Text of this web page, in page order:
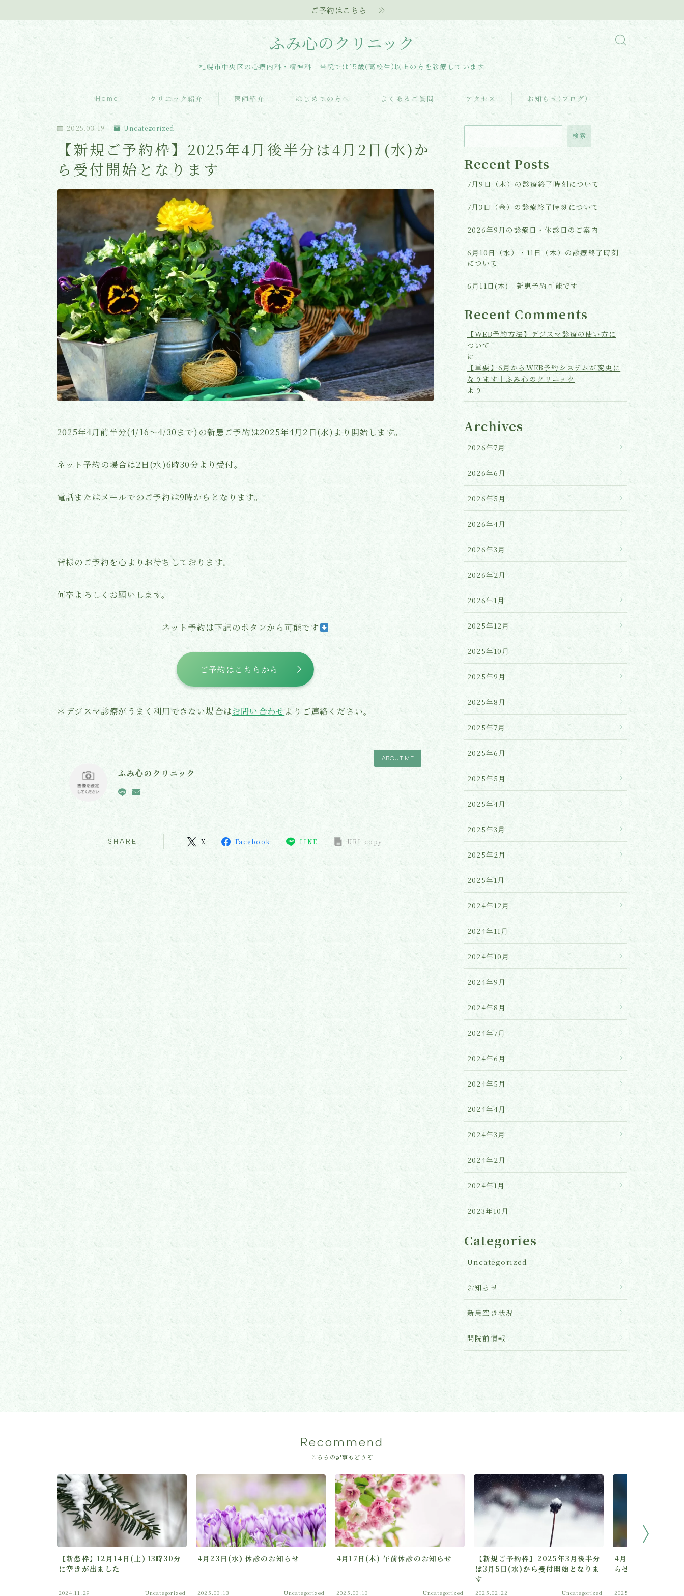
ご予約はこちら
ふみ心のクリニック
札幌市中央区の心療内科・精神科 当院では15歳(高校生)以上の方を診療しています
Home クリニック紹介
クリニック紹介
診療内容
医師紹介 はじめての方へ よくあるご質問 アクセス お知らせ(ブログ)
2025.03.19 Uncategorized
【新規ご予約枠】2025年4月後半分は4月2日(水)か
ら受付開始となります
2025年4月前半分(4/16〜4/30まで)の新患ご予約は2025年4月2日(水)より開始します。
ネット予約の場合は2日(水)6時30分より受付。
電話またはメールでのご予約は9時からとなります。
皆様のご予約を心よりお待ちしております。
何卒よろしくお願いします。
ネット予約は下記のボタンから可能です
ご予約はこちらから
＊デジスマ診療がうまく利用できない場合はお問い合わせ よりご連絡ください。
ABOUT ME
ふみ心のクリニック
SHARE X Facebook LINE URL copy
検索
Recent Posts
7月9日（木）の診療終了時刻について
7月3日（金）の診療終了時刻について
2026年9月の診療日・休診日のご案内
6月10日（水）・11日（木）の診療終了時刻
について
6月11日(木) 新患予約可能です
Recent Comments
【WEB予約方法】デジスマ診療の使い方に
ついて
に
【重要】6月からWEB予約システムが変更に
なります｜ふみ心のクリニック
より
Archives
2026年7月
2026年6月
2026年5月
2026年4月
2026年3月
2026年2月
2026年1月
2025年12月
2025年10月
2025年9月
2025年8月
2025年7月
2025年6月
2025年5月
2025年4月
2025年3月
2025年2月
2025年1月
2024年12月
2024年11月
2024年10月
2024年9月
2024年8月
2024年7月
2024年6月
2024年5月
2024年4月
2024年3月
2024年2月
2024年1月
2023年10月
Categories
Uncategorized
お知らせ
新患空き状況
開院前情報
Recommend
こちらの記事もどうぞ
【新患枠】12月14日(土) 13時30分
に空きが出ました
2024.11.29 Uncategorized
4月23日(水) 休診のお知らせ
2025.03.13 Uncategorized
4月17日(木) 午前休診のお知らせ
2025.03.13 Uncategorized
【新規ご予約枠】2025年3月後半分
は3月5日(水)から受付開始となりま
す
2025.02.22 Uncategorized
4月9日(水)・10日
らせ
2025.03.05